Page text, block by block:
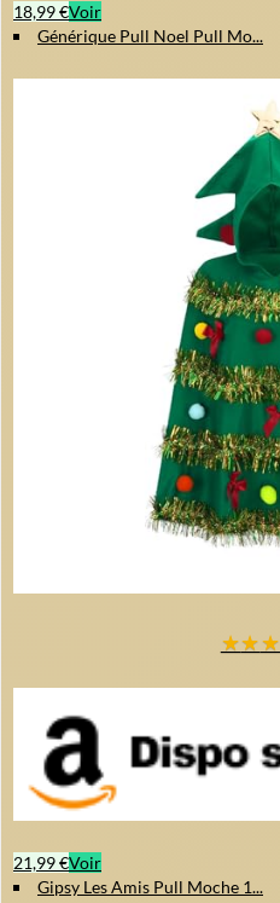
18,99 €Voir
Générique Pull Noel Pull Mo...
★★★
21,99 €Voir
Gipsy Les Amis Pull Moche 1...